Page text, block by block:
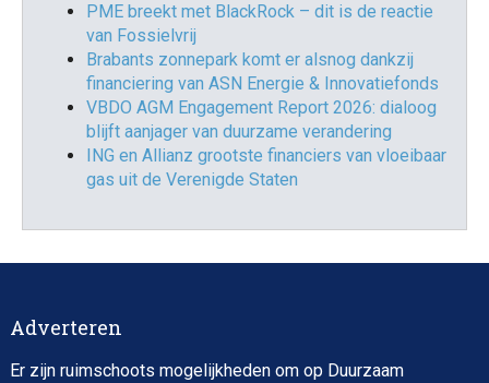
PME breekt met BlackRock – dit is de reactie
van Fossielvrij
Brabants zonnepark komt er alsnog dankzij
financiering van ASN Energie & Innovatiefonds
VBDO AGM Engagement Report 2026: dialoog
blijft aanjager van duurzame verandering
ING en Allianz grootste financiers van vloeibaar
gas uit de Verenigde Staten
Adverteren
Er zijn ruimschoots mogelijkheden om op Duurzaam